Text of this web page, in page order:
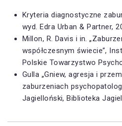
Kryteria diagnostyczne
wyd. Edra Urban & Partner,
Millon, R. Davis i in.
współczesnym świecie”,
Polskie Towarzystwo
Gulla „Gniew, agresja i
zaburzeniach
Jagielloński, Biblioteka